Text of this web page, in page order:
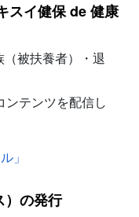
スイ健保 de 健康
被扶養者）・退
テンツを配信し
」
）の発行